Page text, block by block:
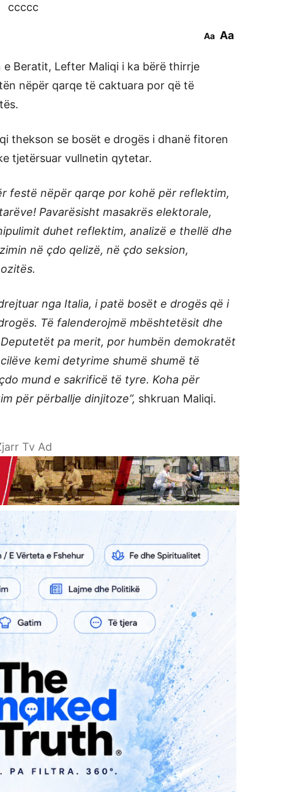
ccccc
Aa Aa
Beratit, Lefter Maliqi i ka bërë thirrje
nëpër qarqe të caktuara por që të
thekson se bosët e drogës i dhanë fitoren
tjetërsuar vullnetin qytetar.
festë nëpër qarqe por kohë për reflektim,
Pavarësisht masakrës elektorale,
duhet reflektim, analizë e thellë dhe
në çdo qelizë, në çdo seksion,
nga Italia, i patë bosët e drogës që i
Të falenderojmë mbështetësit dhe
pa merit, por humbën demokratët
kemi detyrime shumë shumë të
mund e sakrificë të tyre. Koha për
për përballje dinjitoze”, shkruan Maliqi.
Tv Ad